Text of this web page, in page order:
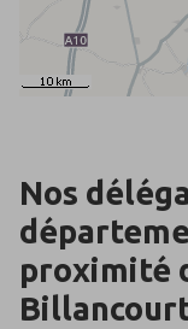
Nos
proximité